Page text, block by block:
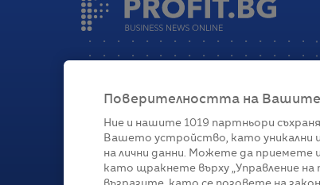
Категории
ГлобалноБизнесТехнологии
Поверителността на Вашите
Ние и нашите 1019 партньори
Вашето устройство, като уникални
на лични данни. Можете да приемете
като щракнете върху „Управление